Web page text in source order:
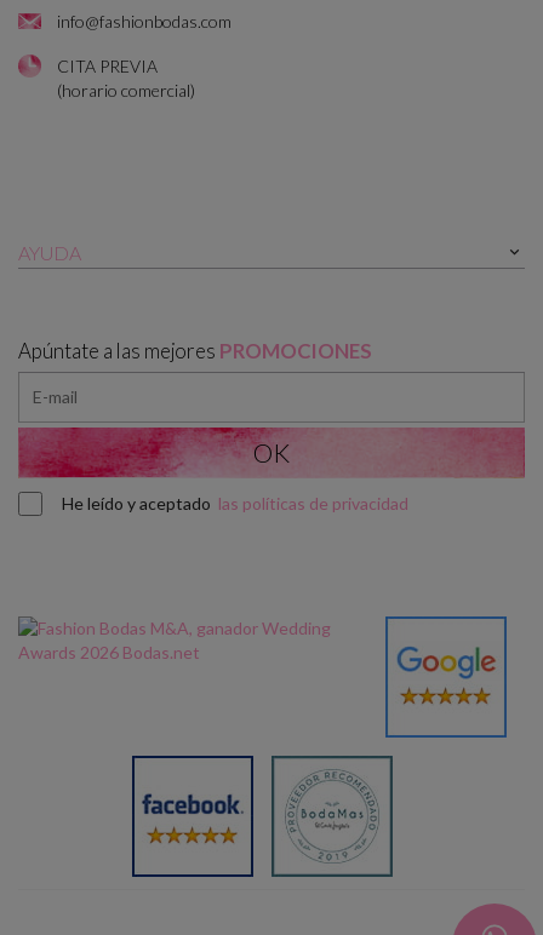
info@fashionbodas.com
CITA PREVIA
(horario comercial)
AYUDA 
Apúntate a las mejores PROMOCIONES
He leído y aceptado las políticas de privacidad